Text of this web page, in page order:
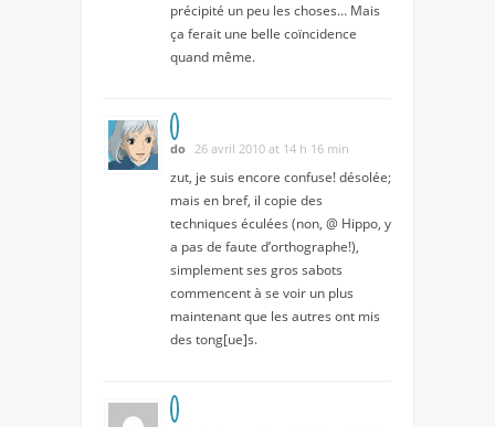
précipité un peu les choses… Mais
ça ferait une belle coïncidence
quand même.
do 26 avril 2010 at 14 h 16 min
zut, je suis encore confuse! désolée;
mais en bref, il copie des
techniques éculées (non, @ Hippo, y
a pas de faute d’orthographe!),
simplement ses gros sabots
commencent à se voir un plus
maintenant que les autres ont mis
des tong[ue]s.